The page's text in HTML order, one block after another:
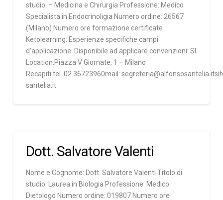
studio: – Medicina e Chirurgia Professione: Medico
Specialista in Endocrinoligia Numero ordine: 26567
(Milano) Numero ore formazione certificate
Ketolearning: Esperienze specifiche campi
d’applicazione: Disponibile ad applicare convenzioni: SI
Location:Piazza V Giornate, 1 – Milano
Recapiti:tel. 02.36723960mail:
santelia.it
Dott. Salvatore Valenti
Nome e Cognome: Dott. Salvatore Valenti Titolo di
studio: Laurea in Biologia Professione: Medico
Dietologo Numero ordine: 019807 Numero ore